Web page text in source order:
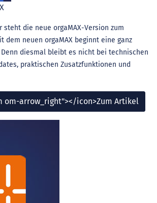
steht die neue orgaMAX-Version zum
dem neuen orgaMAX beginnt eine ganz
Denn diesmal bleibt es nicht bei technischen
praktischen Zusatzfunktionen und
om-arrow_right"></icon>Zum Artikel